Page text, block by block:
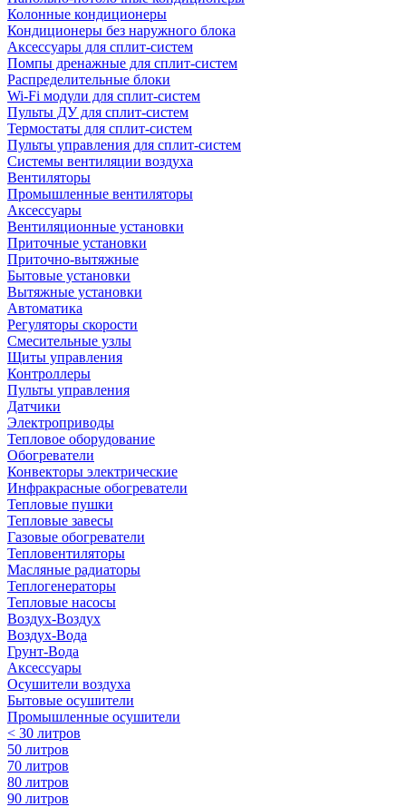
Колонные кондиционеры
Кондиционеры без наружного блока
Аксессуары для сплит-систем
Помпы дренажные для сплит-систем
Распределительные блоки
Wi-Fi модули для сплит-систем
Пульты ДУ для сплит-систем
Термостаты для сплит-систем
Пульты управления для сплит-систем
Системы вентиляции воздуха
Вентиляторы
Промышленные вентиляторы
Аксессуары
Вентиляционные установки
Приточные установки
Приточно-вытяжные
Бытовые установки
Вытяжные установки
Автоматика
Регуляторы скорости
Смесительные узлы
Щиты управления
Контроллеры
Пульты управления
Датчики
Электроприводы
Тепловое оборудование
Обогреватели
Конвекторы электрические
Инфракрасные обогреватели
Тепловые пушки
Тепловые завесы
Газовые обогреватели
Тепловентиляторы
Масляные радиаторы
Теплогенераторы
Тепловые насосы
Воздух-Воздух
Воздух-Вода
Грунт-Вода
Аксессуары
Осушители воздуха
Бытовые осушители
Промышленные осушители
< 30 литров
50 литров
70 литров
80 литров
90 литров